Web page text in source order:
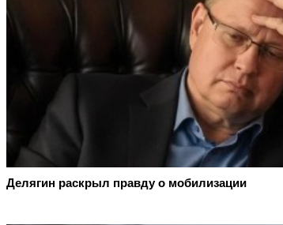
Делягин раскрыл правду о мобилизации